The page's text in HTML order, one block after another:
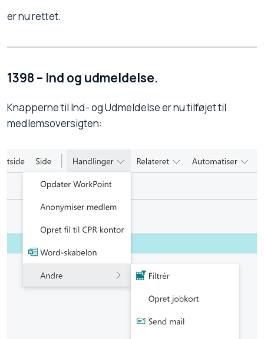
er nu rettet.
1398 – Ind og udmeldelse.
Knapperne til Ind- og Udmeldelse er nu tilføjet til
medlemsoversigten: